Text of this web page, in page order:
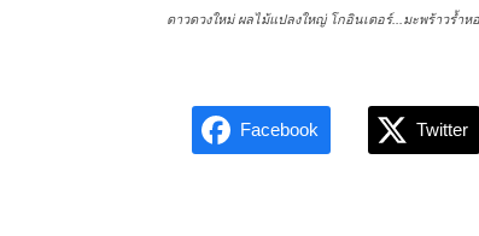
ดาวดวงใหม่ ผลไม้แปลงใหญ่ โกอินเตอร์...มะพร้าวร้ำ
Facebook Twitter